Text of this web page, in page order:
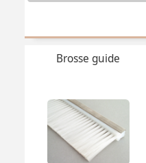
Brosse guide